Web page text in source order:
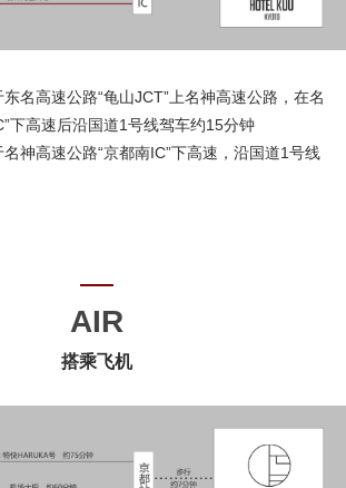
名高速公路“龟山JCT”上名神高速公路，在名
下高速后沿国道1号线驾车约15分钟
神高速公路“京都南IC”下高速，沿国道1号线
AIR
搭乘飞机